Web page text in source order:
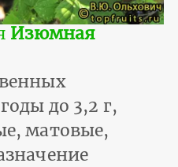
Изюмная
до 3,2 г,
матовые,